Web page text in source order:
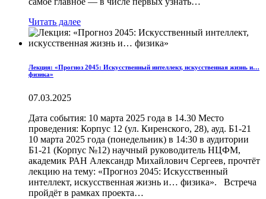
Читать далее
Лекция: «Прогноз 2045: Искусственный интеллект, искусственная жизнь и…
физика»
07.03.2025
Дата события: 10 марта 2025 года в 14.30 Место
проведения: Корпус 12 (ул. Киренского, 28), ауд. Б1-21
10 марта 2025 года (понедельник) в 14:30 в аудитории
Б1-21 (Корпус №12) научный руководитель НЦФМ,
академик РАН Александр Михайлович Сергеев, прочтёт
лекцию на тему: «Прогноз 2045: Искусственный
интеллект, искусственная жизнь и… физика». Встреча
пройдёт в рамках проекта…